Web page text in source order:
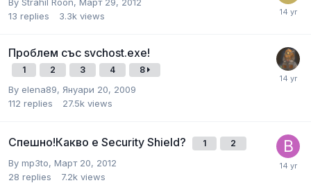
13 replies 3.3k views
Проблем със svchost.exe!
1 2 3 4 8
By elena89, Януари 20, 2009
112 replies 27.5k views
Спешно!Какво е Security Shield? 1 2
By mp3to, Март 20, 2012
28 replies 7.2k views